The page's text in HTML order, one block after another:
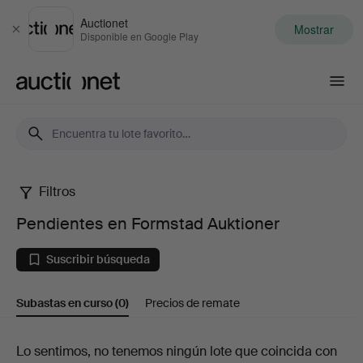
Cerrar
Auctionet
Disponible en Google Play Mostrar
Pendientes
en
Formstad
Auktioner
Filtros
Pendientes en Formstad Auktioner
Suscribir búsqueda
Subastas en curso(0) Precios de remate
Subastas
Lo sentimos, no tenemos ningún lote que coincida con